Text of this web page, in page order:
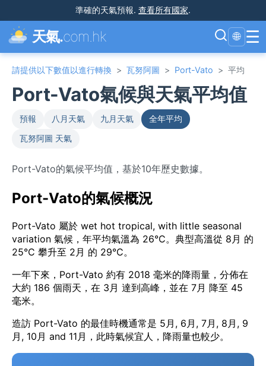
準確的天氣預報. 查看所有國家.
天氣.com.hk 🌐 ☰
請提供以下數值以進行轉換 > 瓦努阿圖 > Port-Vato > 平均
Port-Vato氣候與天氣平均值
預報 八月天氣 九月天氣
全年平均
瓦努阿圖 天氣
Port-Vato的氣候平均值，基於10年歷史數據。
Port-Vato的氣候概況
Port-Vato 屬於 wet hot tropical, with little seasonal
variation 氣候，年平均氣溫為 26°C。典型高溫從 8月 的
25°C 攀升至 2月 的 29°C。
一年下來，Port-Vato 約有 2018 毫米的降雨量，分佈在
大約 186 個雨天，在 3月 達到高峰，並在 7月 降至 45
毫米。
造訪 Port-Vato 的最佳時機通常是 5月, 6月, 7月, 8月, 9
月, 10月 and 11月，此時氣候宜人，降雨量也較少。